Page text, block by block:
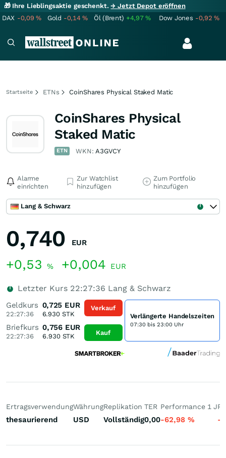
🎁 Ihre Lieblingsaktie geschenkt.→ Jetzt Depot eröffnen
DAX -0,09% Gold -0,14% Öl (Brent) +4,97% Dow Jones -0,92%
Startseite ETNs CoinShares Physical Staked Matic
CoinShares Physical
Staked Matic
ETN WKN:A3GVCY
Alarme
einrichten
Zur Watchlist
hinzufügen
Zum Portfolio
hinzufügen
Lang & Schwarz
0,740 EUR
+0,53 % +0,004 EUR
Letzter Kurs 22:27:36 Lang & Schwarz
Geldkurs
22:27:36
0,725 EUR
6.930STK
Briefkurs
22:27:36
0,756 EUR
6.930STK
Verkauf
Kauf
Verlängerte Handelszeiten
07:30 bis 23:00 Uhr
Ertragsverwendung
thesaurierend
Währung
USD
Replikation
Vollständig
TER
0,00
Performance 1 J
-62,98 % -